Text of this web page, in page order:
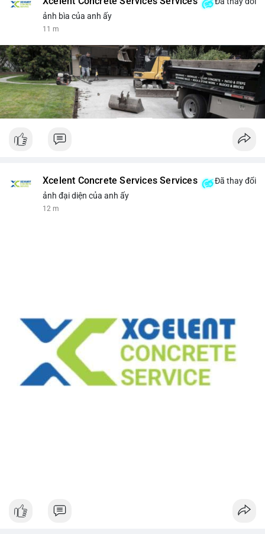
ảnh bìa của anh ấy
11 m
Xcelent Concrete Services Services
Đã thay đổi
ảnh đại diện của anh ấy
12 m